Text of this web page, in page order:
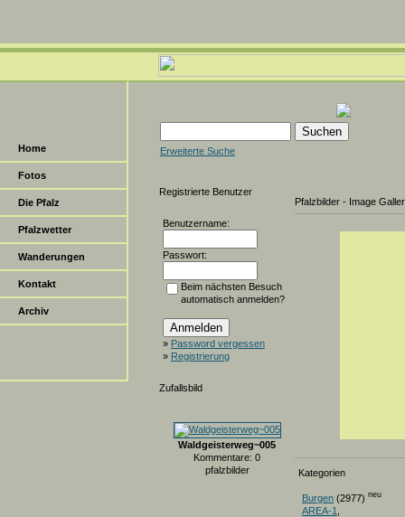
Home
Fotos
Die Pfalz
Pfalzwetter
Wanderungen
Kontakt
Archiv
Erweiterte Suche
Registrierte Benutzer
Benutzername:
Passwort:
Beim nächsten Besuch
automatisch anmelden?
» Password vergessen
» Registrierung
Zufallsbild
Waldgeisterweg~005
Kommentare: 0
pfalzbilder
Pfalzbilder - Image
Kategorien
Burgen (2977) neu
AREA-1